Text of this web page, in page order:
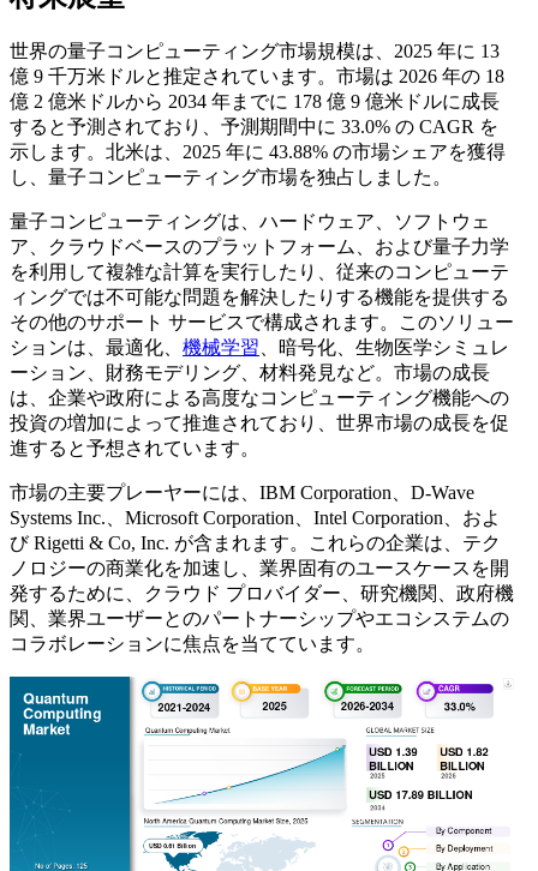
世界の量子コンピューティング市場規模は、2025 年に 13
億 9 千万米ドルと推定されています。市場は 2026 年の 18
億 2 億米ドルから 2034 年までに 178 億 9 億米ドルに成長
すると予測されており、予測期間中に 33.0% の CAGR を
示します。北米は、2025 年に 43.88% の市場シェアを獲得
し、量子コンピューティング市場を独占しました。
量子コンピューティングは、ハードウェア、ソフトウェ
ア、クラウドベースのプラットフォーム、および量子力学
を利用して複雑な計算を実行したり、従来のコンピューテ
ィングでは不可能な問題を解決したりする機能を提供する
その他のサポート サービスで構成されます。このソリュー
ションは、最適化、 機械学習 、暗号化、生物医学シミュレ
ーション、財務モデリング、材料発見など。市場の成長
は、企業や政府による高度なコンピューティング機能への
投資の増加によって推進されており、世界市場の成長を促
進すると予想されています。
市場の主要プレーヤーには、IBM Corporation、D-Wave
Systems Inc.、Microsoft Corporation、Intel Corporation、およ
び Rigetti & Co, Inc. が含まれます。これらの企業は、テク
ノロジーの商業化を加速し、業界固有のユースケースを開
発するために、クラウド プロバイダー、研究機関、政府機
関、業界ユーザーとのパートナーシップやエコシステムの
コラボレーションに焦点を当てています。